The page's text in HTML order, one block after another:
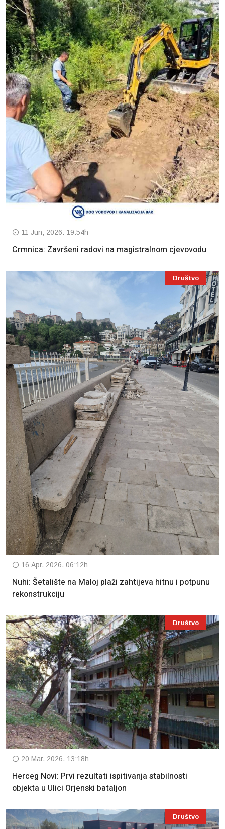
11 Jun, 2026. 19:54h
Crmnica: Završeni radovi na magistralnom cjevovodu
Društvo
16 Apr, 2026. 06:12h
Nuhi: Šetalište na Maloj plaži zahtijeva hitnu i potpunu
rekonstrukciju
Društvo
20 Mar, 2026. 13:18h
Herceg Novi: Prvi rezultati ispitivanja stabilnosti
objekta u Ulici Orjenski bataljon
Društvo